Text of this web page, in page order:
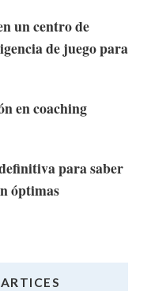
un centro de
de juego para
en coaching
para saber
óptimas